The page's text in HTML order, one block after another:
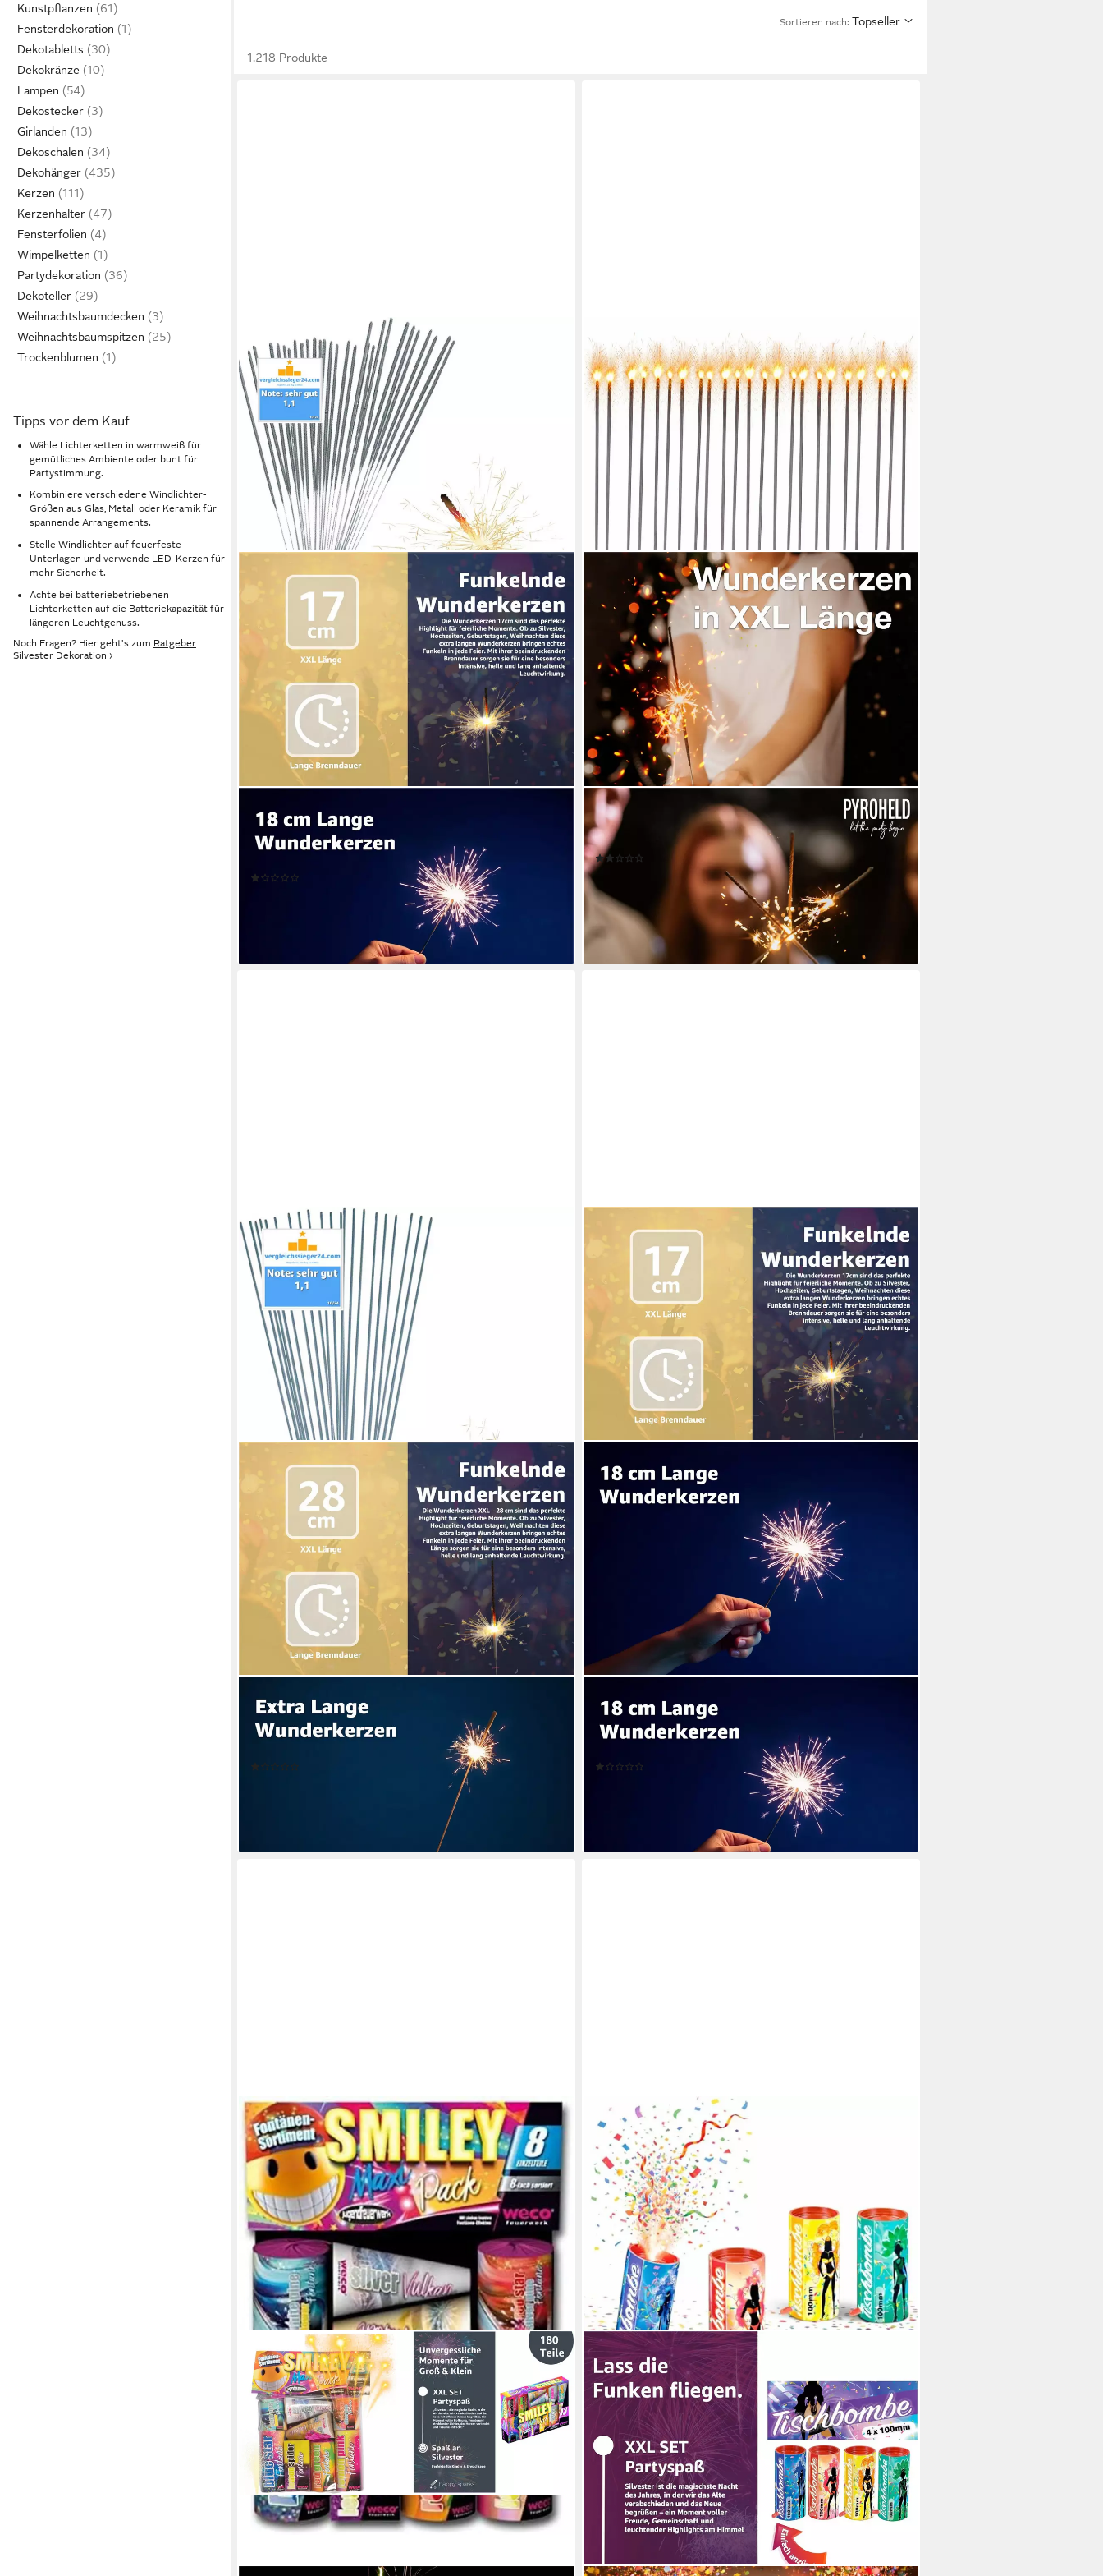
Kunstpflanzen
Fensterdekoration
Dekotabletts
Dekokränze
Lampen
Dekostecker
Girlanden
Dekoschalen
Dekohänger
Kerzen
Kerzenhalter
Fensterfolien
Wimpelketten
Partydekoration
Dekoteller
Weihnachtsbaumdecken
Weihnachtsbaumspitzen
Trockenblumen
Tipps vor dem Kauf
Wähle Lichterketten in warmweiß für
gemütliches Ambiente oder bunt für
Partystimmung.
Kombiniere verschiedene Windlichter-
Größen aus Glas, Metall oder Keramik für
spannende Arrangements.
Stelle Windlichter auf feuerfeste
Unterlagen und verwende LED-Kerzen für
mehr Sicherheit.
Achte bei batteriebetriebenen
Lichterketten auf die Batteriekapazität für
längeren Leuchtgenuss.
Noch Fragen? Hier geht's zum Ratgeber
Silvester Dekoration ›
Sortieren nach: Topseller
1.218 Produkte
Geburtstagskerze Wunderkerzen 17 cm - Sternspritzer -
Feuerwerk Silvester (Packung, 400-tlg., 100x
lieferbar - in 3-4 Werktagen bei dir
PYROHELD
Geburtstagskerze 50x XXL Sternspritzer-funkelnde
Wunderkerzen - Feuerwerk (Set, 50-tlg)
ab 7,99 €
(0,16 €/ 1 Stk)
-38%
lieferbar - in 3-4 Werktagen bei dir
Geburtstagskerze Wunderkerzen 28 cm - Sternspritzer -
Feuerwerk Silvester Kat. F1 (Packung, 30-tlg.,
Geburtstagskerze Wunderkerzen 17 cm - Sternspritzer -
Feuerwerk Silvester (Packung, 100-tlg., 100x
lieferbar - in 3-4 Werktagen bei dir